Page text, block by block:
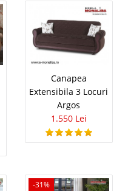
Model Nou
Fotolii ieftine de
DOAR FOTOLII
datorita modelului
extensibila de 3 locuri
Canapea
Canapele pe Pat de
canapele si fotolii
toate avantajele,
Canapea
Extensibila 3 Locuri
Argos
1.550 Lei
-31%